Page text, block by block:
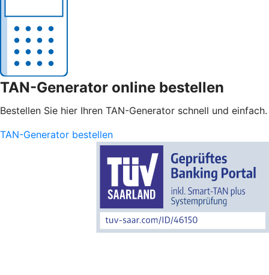
TAN-Generator online bestellen
Bestellen Sie hier Ihren TAN-Generator schnell und einfach.
TAN-Generator bestellen